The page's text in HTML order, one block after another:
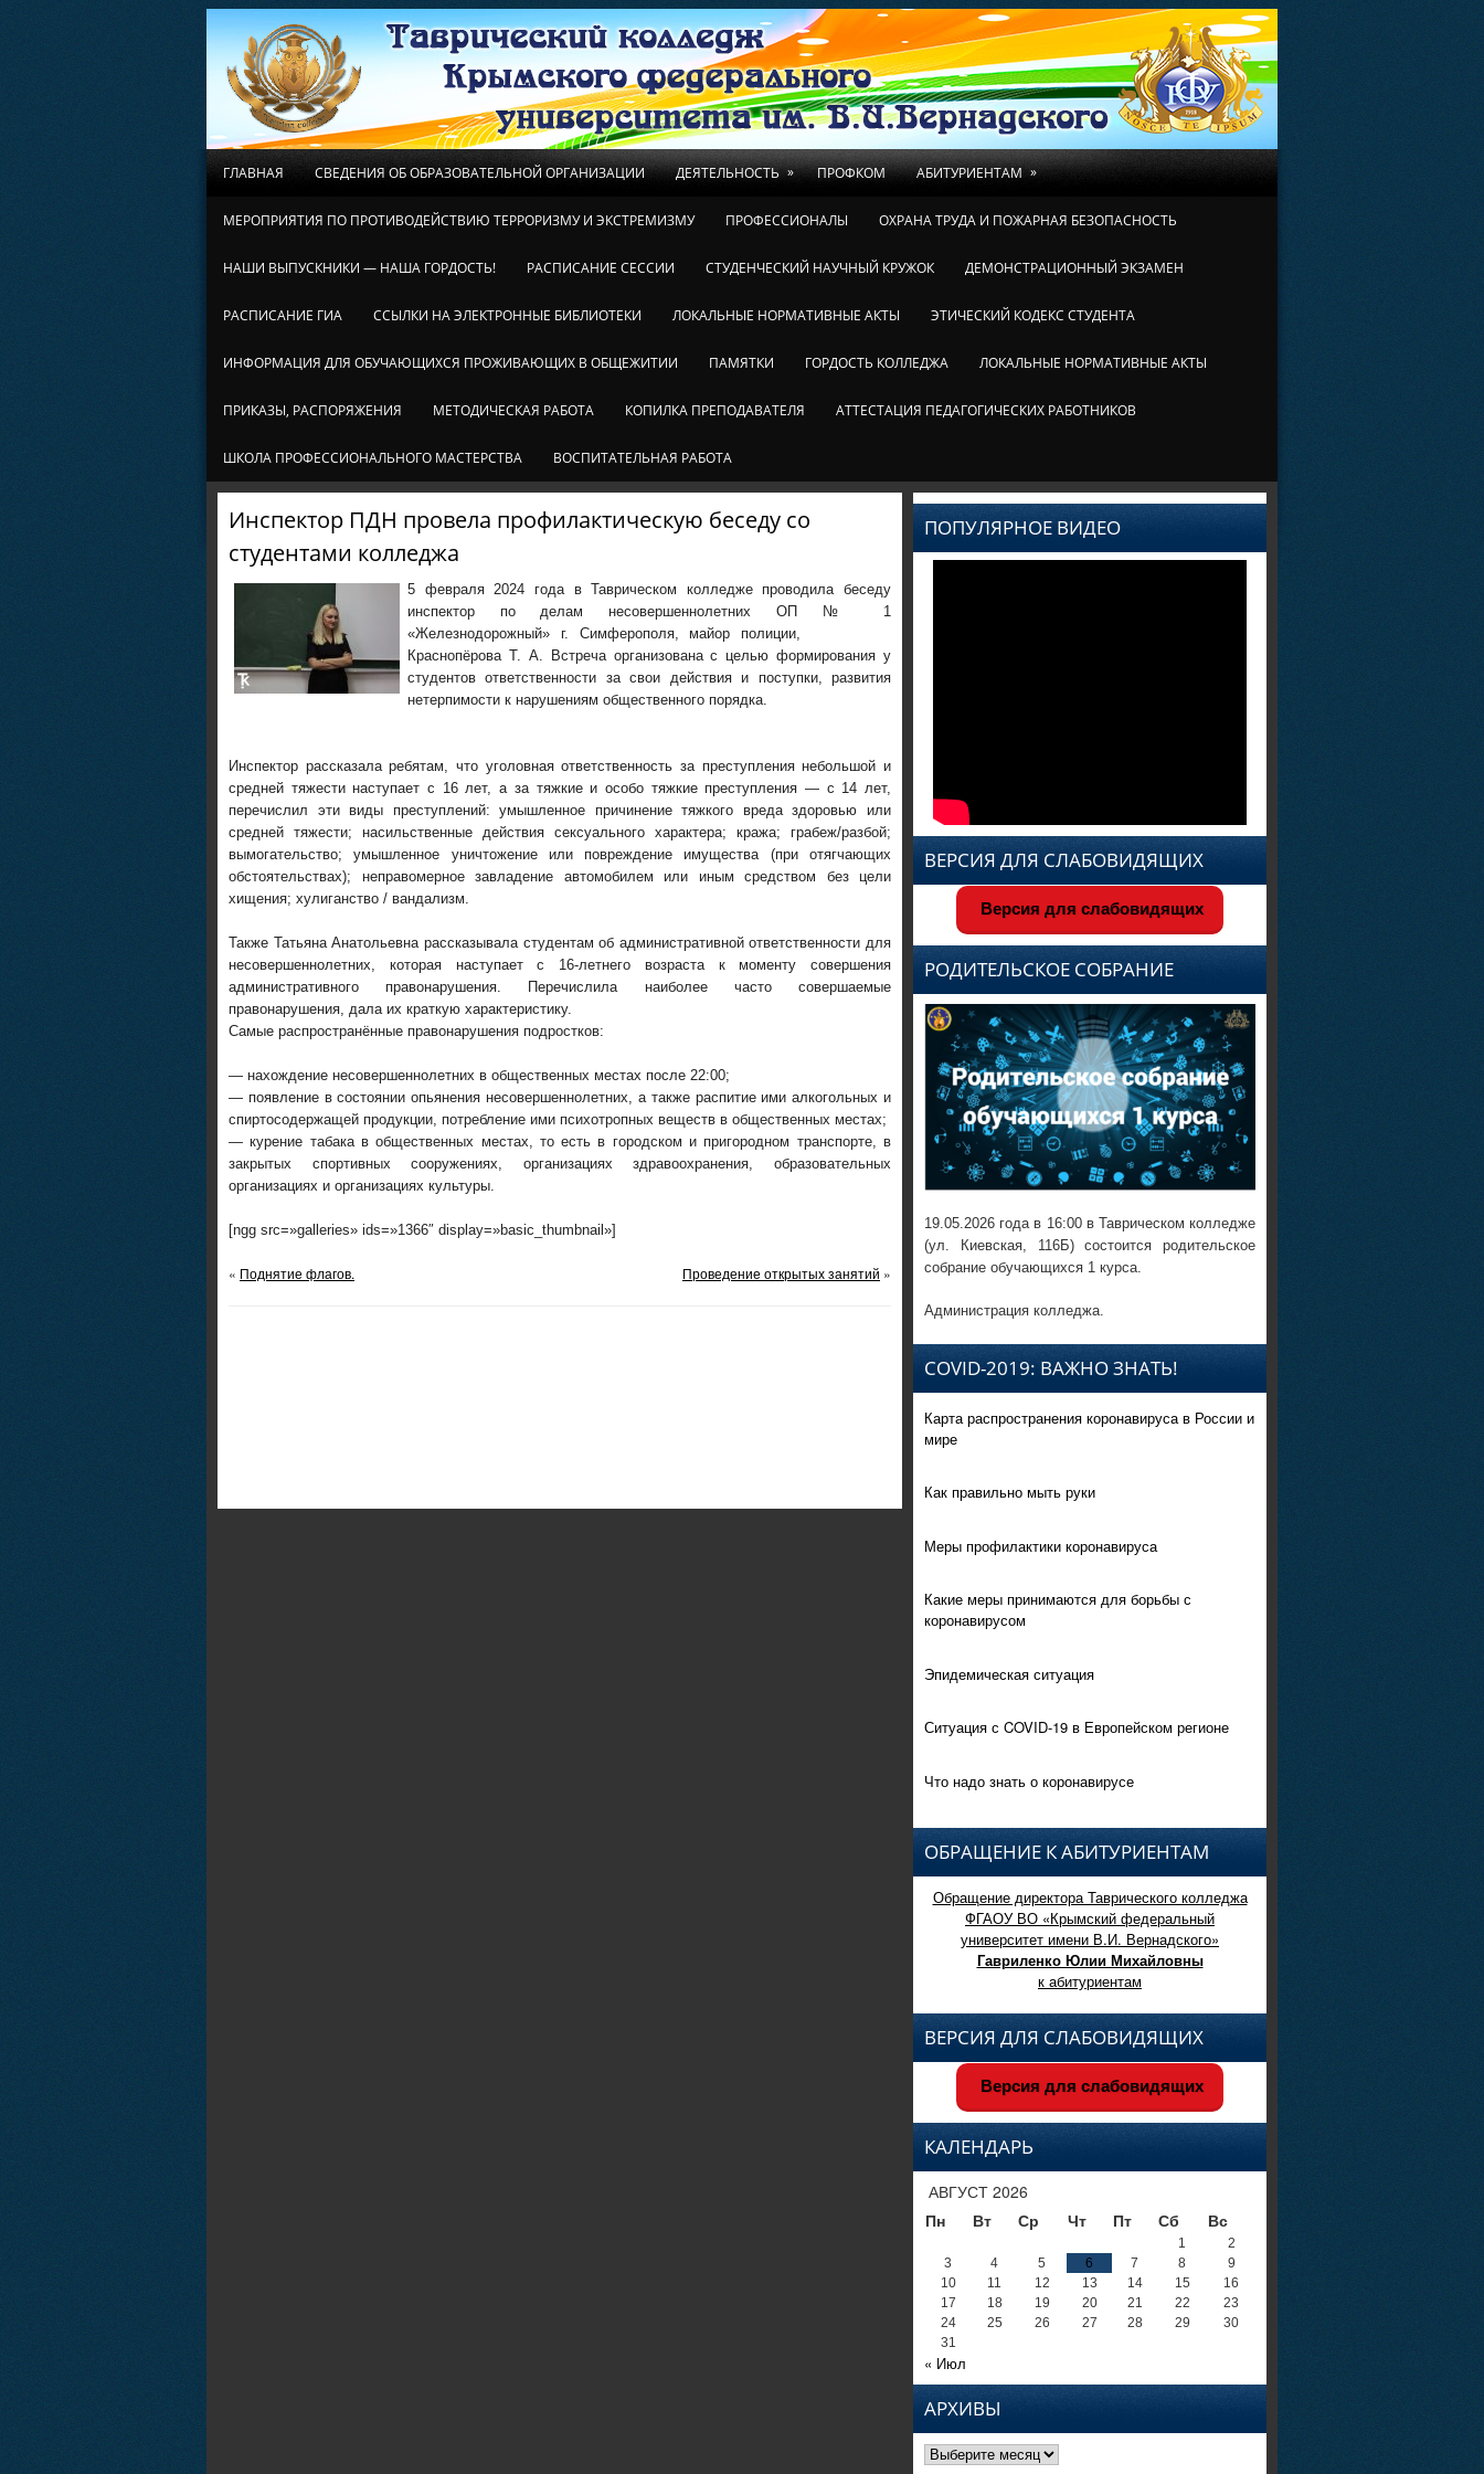
ГЛАВНАЯ СВЕДЕНИЯ ОБ ОБРАЗОВАТЕЛЬНОЙ ОРГАНИЗАЦИИ ДЕЯТЕЛЬНОСТЬ » ПРОФКОМ АБИТУРИЕНТАМ »
МЕРОПРИЯТИЯ ПО ПРОТИВОДЕЙСТВИЮ ТЕРРОРИЗМУ И ЭКСТРЕМИЗМУ ПРОФЕССИОНАЛЫ ОХРАНА ТРУДА И ПОЖАРНАЯ БЕЗОПАСНОСТЬ
НАШИ ВЫПУСКНИКИ — НАША ГОРДОСТЬ! РАСПИСАНИЕ СЕССИИ СТУДЕНЧЕСКИЙ НАУЧНЫЙ КРУЖОК ДЕМОНСТРАЦИОННЫЙ ЭКЗАМЕН
РАСПИСАНИЕ ГИА ССЫЛКИ НА ЭЛЕКТРОННЫЕ БИБЛИОТЕКИ ЛОКАЛЬНЫЕ НОРМАТИВНЫЕ АКТЫ ЭТИЧЕСКИЙ КОДЕКС СТУДЕНТА
ИНФОРМАЦИЯ ДЛЯ ОБУЧАЮЩИХСЯ ПРОЖИВАЮЩИХ В ОБЩЕЖИТИИ ПАМЯТКИ ГОРДОСТЬ КОЛЛЕДЖА ЛОКАЛЬНЫЕ НОРМАТИВНЫЕ АКТЫ
ПРИКАЗЫ, РАСПОРЯЖЕНИЯ МЕТОДИЧЕСКАЯ РАБОТА КОПИЛКА ПРЕПОДАВАТЕЛЯ АТТЕСТАЦИЯ ПЕДАГОГИЧЕСКИХ РАБОТНИКОВ
ШКОЛА ПРОФЕССИОНАЛЬНОГО МАСТЕРСТВА ВОСПИТАТЕЛЬНАЯ РАБОТА
Инспектор ПДН провела профилактическую беседу со
студентами колледжа
5 февраля 2024 года в Таврическом колледже проводила беседу
инспектор по делам несовершеннолетних ОП № 1
«Железнодорожный» г. Симферополя, майор полиции,
Краснопёрова Т. А. Встреча организована с целью формирования у
студентов ответственности за свои действия и поступки, развития
нетерпимости к нарушениям общественного порядка.
Инспектор рассказала ребятам, что уголовная ответственность за преступления небольшой и
средней тяжести наступает с 16 лет, а за тяжкие и особо тяжкие преступления — с 14 лет,
перечислил эти виды преступлений: умышленное причинение тяжкого вреда здоровью или
средней тяжести; насильственные действия сексуального характера; кража; грабеж/разбой;
вымогательство; умышленное уничтожение или повреждение имущества (при отягчающих
обстоятельствах); неправомерное завладение автомобилем или иным средством без цели
хищения; хулиганство / вандализм.
Также Татьяна Анатольевна рассказывала студентам об административной ответственности для
несовершеннолетних, которая наступает с 16-летнего возраста к моменту совершения
административного правонарушения. Перечислила наиболее часто совершаемые
правонарушения, дала их краткую характеристику.
Самые распространённые правонарушения подростков:
— нахождение несовершеннолетних в общественных местах после 22:00;
— появление в состоянии опьянения несовершеннолетних, а также распитие ими алкогольных и
спиртосодержащей продукции, потребление ими психотропных веществ в общественных местах;
— курение табака в общественных местах, то есть в городском и пригородном транспорте, в
закрытых спортивных сооружениях, организациях здравоохранения, образовательных
организациях и организациях культуры.
[ngg src=»galleries» ids=»1366″ display=»basic_thumbnail»]
« Поднятие флагов. Проведение открытых занятий »
ПОПУЛЯРНОЕ ВИДЕО
ВЕРСИЯ ДЛЯ СЛАБОВИДЯЩИХ
Версия для слабовидящих
РОДИТЕЛЬСКОЕ СОБРАНИЕ
19.05.2026 года в 16:00 в Таврическом колледже
(ул. Киевская, 116Б) состоится родительское
собрание обучающихся 1 курса.
Администрация колледжа.
COVID-2019: ВАЖНО ЗНАТЬ!
Карта распространения коронавируса в России и
мире
Как правильно мыть руки
Меры профилактики коронавируса
Какие меры принимаются для борьбы с
коронавирусом
Эпидемическая ситуация
Ситуация с COVID-19 в Европейском регионе
Что надо знать о коронавирусе
ОБРАЩЕНИЕ К АБИТУРИЕНТАМ
Обращение директора Таврического колледжа
ФГАОУ ВО «Крымский федеральный
университет имени В.И. Вернадского»
Гавриленко Юлии Михайловны
к абитуриентам
ВЕРСИЯ ДЛЯ СЛАБОВИДЯЩИХ
Версия для слабовидящих
КАЛЕНДАРЬ
АВГУСТ 2026
Пн
Вт Ср Чт Пт Сб Вс
1
2
3
4 5 6 7 8
9
10
11 12 13 14 15
16
17
18 19 20 21 22
23
24
25 26 27 28 29
30
31
« Июл
АРХИВЫ
Архивы